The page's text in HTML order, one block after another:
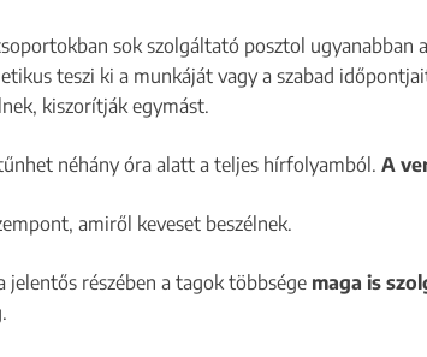
sok szolgáltató posztol ugyanabban
teszi ki a munkáját vagy a szabad
kiszorítják egymást.
néhány óra alatt a teljes hírfolyamból. A
amiről keveset beszélnek.
jelentős részében a tagok többsége maga is